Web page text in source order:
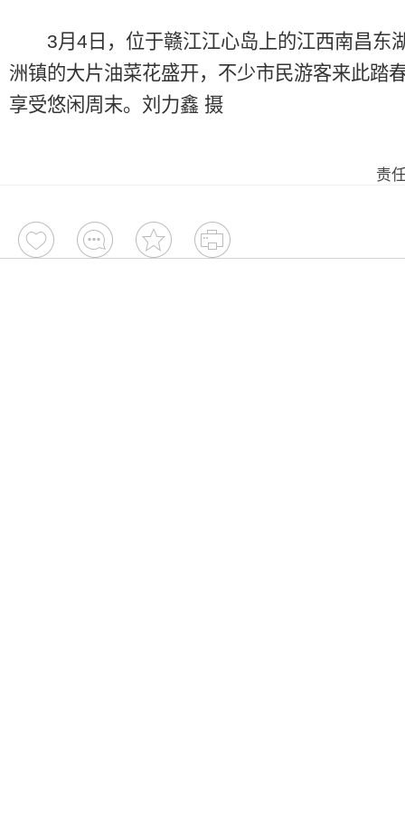
3月4日，位于赣江江心岛上的江西南昌东
洲镇的大片油菜花盛开，不少市民游客来此踏
享受悠闲周末。刘力鑫 摄
责